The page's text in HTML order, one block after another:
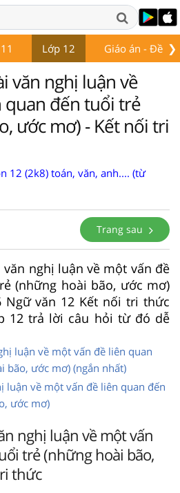
❯
Lớp 12 Giáo án - Đề thi
văn nghị luận về
quan đến tuổi trẻ
ước mơ) - Kết nối tri
12 (2k8) toán, văn, anh.... (từ
Trang sau
nghị luận về một vấn đề
(những hoài bão, ước mơ)
văn 12 Kết nối tri thức
12 trả lời câu hỏi từ đó dễ
luận về một vấn đề liên quan
bão, ước mơ) (ngắn nhất)
luận về một vấn đề liên quan đến
ước mơ)
nghị luận về một vấn
trẻ (những hoài bão,
thức